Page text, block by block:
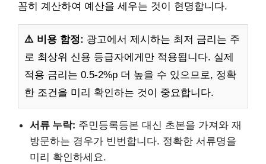
꼼히 계산하여 예산을 세우는 것이 현명합니다.
⚠️ 비용 함정: 광고에서 제시하는 최저 금리는 주
로 최상위 신용 등급자에게만 적용됩니다. 실제
적용 금리는 0.5-2%p 더 높을 수 있으므로, 정확
한 조건을 미리 확인하는 것이 중요합니다.
서류 누락: 주민등록등본 대신 초본을 가져와 재
방문하는 경우가 빈번합니다. 정확한 서류명을
미리 확인하세요.